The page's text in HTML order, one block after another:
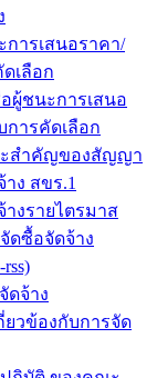
ารเสนอราคา/
เลือก
ผู้ชนะการเสนอ
การคัดเลือก
ะสำคัญของสัญญา
ง สขร.1
งรายไตรมาส
ดซื้อจัดจ้าง
ดจ้าง
ยวข้องกับการจัด